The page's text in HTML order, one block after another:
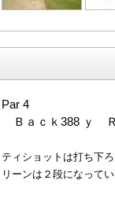
Par 4
Ｂａｃｋ388 ｙ
ティショットは打ち下
リーンは２段になって